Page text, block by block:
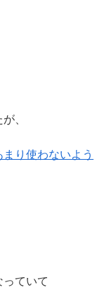
、
り使わないよう
ていて